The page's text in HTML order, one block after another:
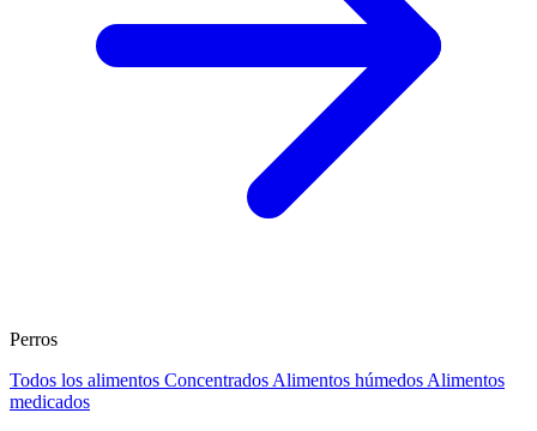
Perros
Todos los alimentos Concentrados Alimentos húmedos Alimentos
medicados